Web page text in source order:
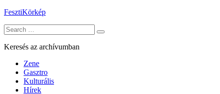
Skip
content
FesztiKörkép
Search
for:
Keresés az archívumban
Zene
Gasztro
Kulturális
Hírek